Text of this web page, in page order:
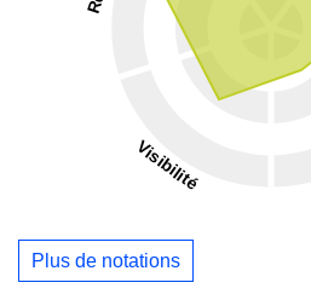
Plus de notations